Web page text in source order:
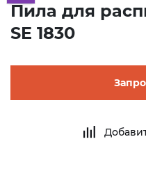
Пила для
SE 1830